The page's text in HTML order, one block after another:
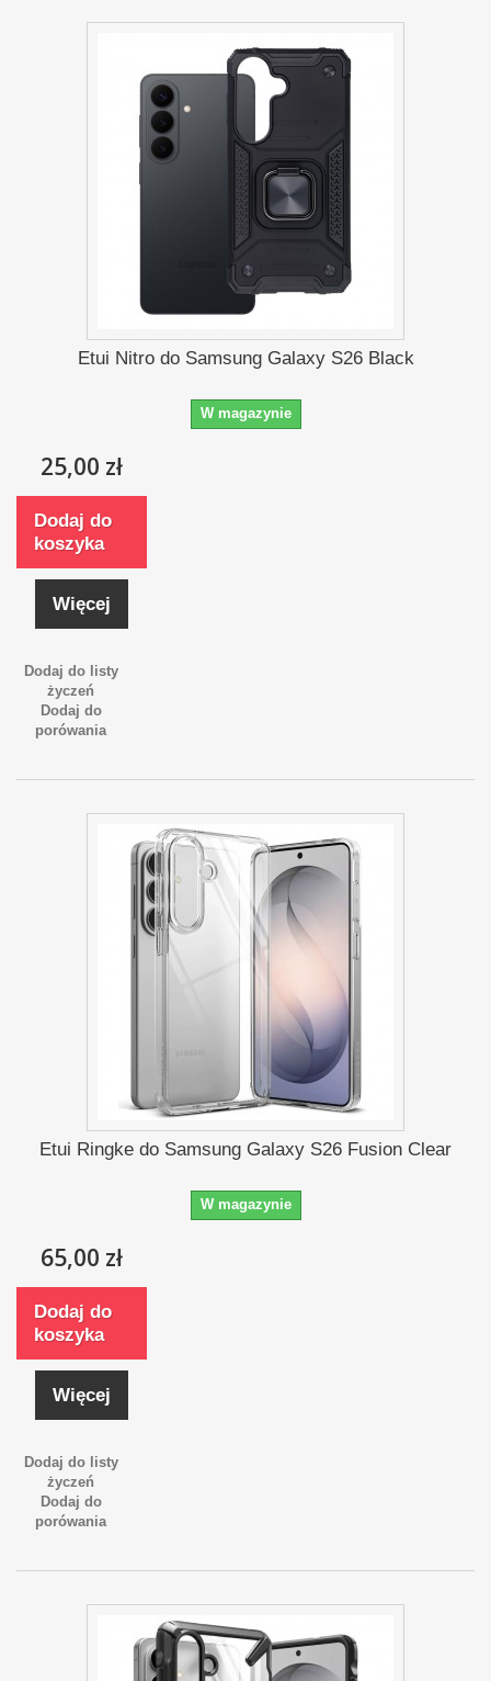
Etui Nitro do Samsung Galaxy S26 Black
W magazynie
25,00 zł
Dodaj do
koszyka
Więcej
Dodaj do listy
życzeń
Dodaj do
porówania
Etui Ringke do Samsung Galaxy S26 Fusion Clear
W magazynie
65,00 zł
Dodaj do
koszyka
Więcej
Dodaj do listy
życzeń
Dodaj do
porówania